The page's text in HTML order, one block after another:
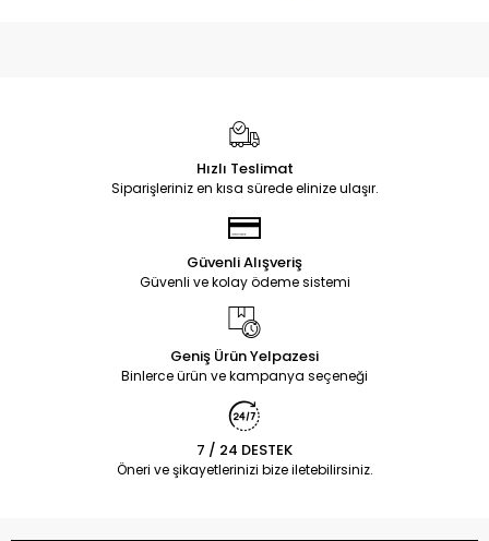
Hızlı Teslimat
Siparişleriniz en kısa sürede elinize ulaşır.
Güvenli Alışveriş
Güvenli ve kolay ödeme sistemi
Geniş Ürün Yelpazesi
Binlerce ürün ve kampanya seçeneği
7 / 24 DESTEK
Öneri ve şikayetlerinizi bize iletebilirsiniz.